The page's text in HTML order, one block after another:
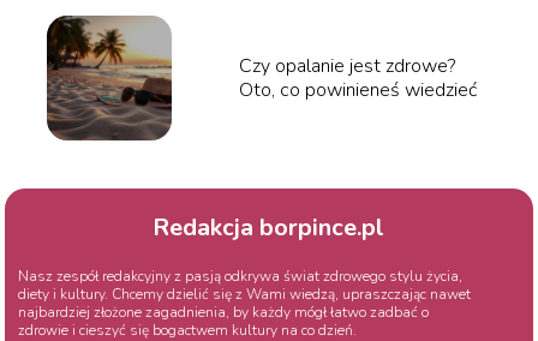
Czy opalanie jest zdrowe?
Oto, co powinieneś wiedzieć
Redakcja borpince.pl
Nasz zespół redakcyjny z pasją odkrywa świat zdrowego stylu życia,
diety i kultury. Chcemy dzielić się z Wami wiedzą, upraszczając nawet
najbardziej złożone zagadnienia, by każdy mógł łatwo zadbać o
zdrowie i cieszyć się bogactwem kultury na co dzień.